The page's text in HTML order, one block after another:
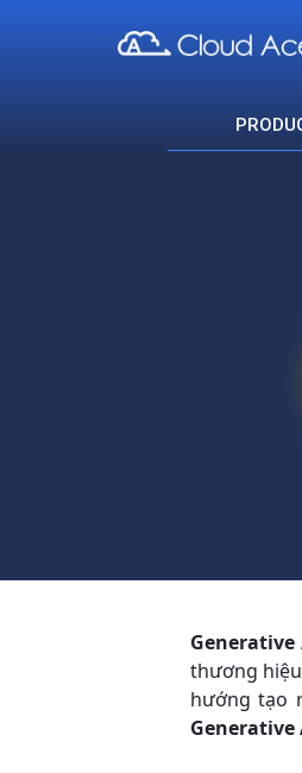
Generative
thương
hướng tạo
Generative